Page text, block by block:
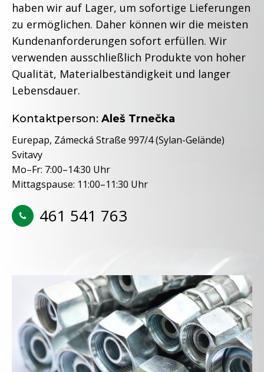
haben wir auf Lager, um sofortige Lieferungen
zu ermöglichen. Daher können wir die meisten
Kundenanforderungen sofort erfüllen. Wir
verwenden ausschließlich Produkte von hoher
Qualität, Materialbeständigkeit und langer
Lebensdauer.
Kontaktperson: Aleš Trnečka
Eurepap, Zámecká Straße 997/4 (Sylan-Gelände)
Svitavy
Mo–Fr: 7:00–14:30 Uhr
Mittagspause: 11:00–11:30 Uhr
461 541 763